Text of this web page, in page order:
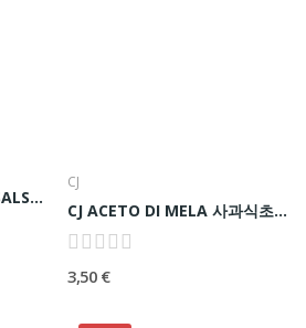
PROMO 2 X SEMPIO - SALSA DOLCE E SPICY PER...
CJ
CJ ACETO DI MELA 사과식초 500ML
3,50 €